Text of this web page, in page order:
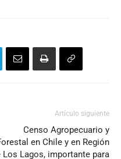
Artículo siguiente
Censo Agropecuario y
en Chile y en Región
Los Lagos, importante para